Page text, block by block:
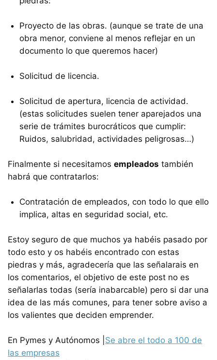
Proyecto de las obras. (aunque se trate de una
obra menor, conviene al menos reflejar en un
documento lo que queremos hacer)
Solicitud de licencia.
Solicitud de apertura, licencia de actividad.
(estas solicitudes suelen tener aparejados una
serie de trámites burocráticos que cumplir:
Ruidos, salubridad, actividades peligrosas…)
Finalmente si necesitamos empleados también
habrá que contratarlos:
Contratación de empleados, con todo lo que ello
implica, altas en seguridad social, etc.
Estoy seguro de que muchos ya habéis pasado por
todo esto y os habéis encontrado con estas
piedras y más, agradecería que las señalarais en
los comentarios, el objetivo de este post no es
señalarlas todas (sería inabarcable) pero si dar una
idea de las más comunes, para tener sobre aviso a
los valientes que deciden emprender.
En Pymes y Autónomos | Se abre el todo a 100 de
las empresas